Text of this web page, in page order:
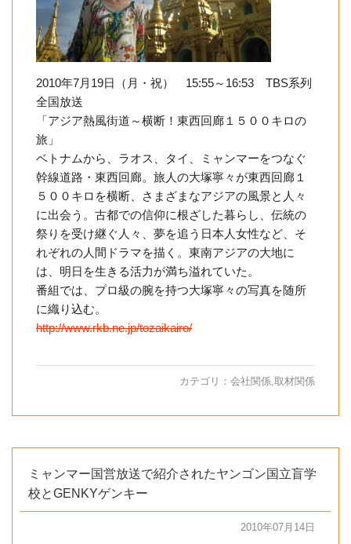
2010年7月19日（月・祝） 15:55～16:53 TBS系列
全国放送
「アジア熱風街道～横断！東西回廊１５００キロの
旅」
ベトナムから、ラオス、タイ、ミャンマーをつなぐ
幹線道路・東西回廊。旅人の大塚寧々が東西回廊１
５００キロを横断、さまざまなアジアの風景と人々
に出会う。古都での信仰に根ざした暮らし、伝統の
祭りを受け継ぐ人々、夢を追う日本人女性など、そ
れぞれの人間ドラマを描く。東南アジアの大地に
は、明日を生きる活力が満ち溢れていた。
番組では、プロ級の腕を持つ大塚寧々の写真を随所
に織り込む。
http://www.rkb.ne.jp/tozaikairo/
カテゴリ： 会社関係 取材関係
ミャンマー国営放送で紹介されたヤンゴン国立盲学
校とGENKYゲンキー
2010年07月14日